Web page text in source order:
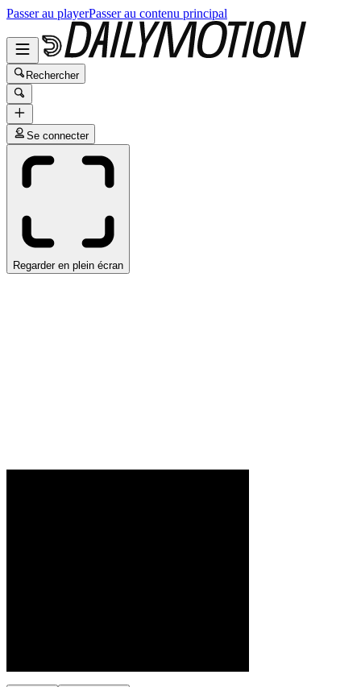
Passer au playerPasser au contenu principal
Rechercher
Se connecter
Regarder en plein écran